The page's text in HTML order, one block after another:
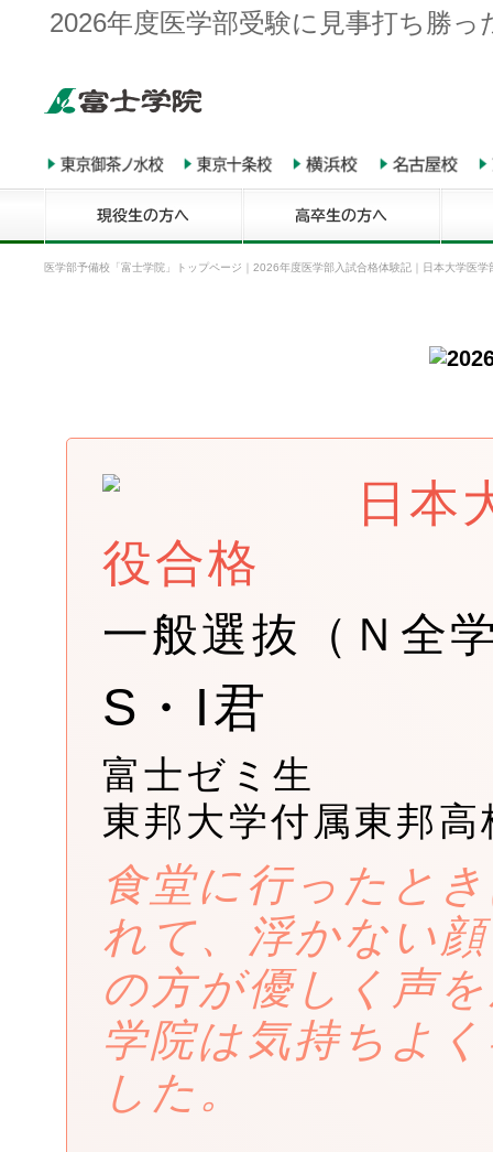
2026年度医学部受験に見事打ち勝
医学部予備校「富士学院」トップページ 2026年度医学部入試合格体験記 日本大学医
日本
役合格
一般選抜（Ｎ全
S・I君
富士ゼミ生
東邦大学付属東邦高
食堂に行ったと
れて、浮かない
の方が優しく声
学院は気持ちよ
した。